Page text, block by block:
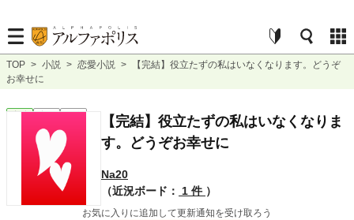
TOP > 小説 > 恋愛小説 >
【完結】役立たずの私はいなくなります。どうぞ
お幸せに
恋愛 完結 短編
【完結】役立たずの私はいなくなりま
す。どうぞお幸せに
Na20
（近況ボード：
1 件 ）
お気に入りに追加して更新通知を受け取ろう